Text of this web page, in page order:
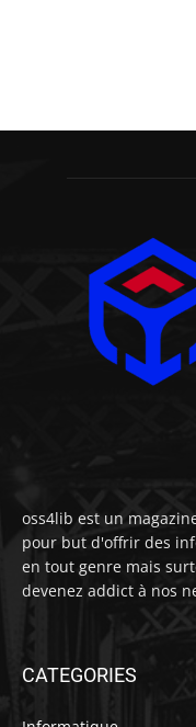
oss4lib est un
pour but d'offrir des
en tout genre mais
devenez addict à nos
CATEGORIES